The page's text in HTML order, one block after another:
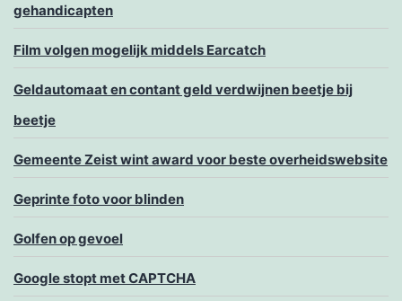
gehandicapten
Film volgen mogelijk middels Earcatch
Geldautomaat en contant geld verdwijnen beetje bij
beetje
Gemeente Zeist wint award voor beste overheidswebsite
Geprinte foto voor blinden
Golfen op gevoel
Google stopt met CAPTCHA